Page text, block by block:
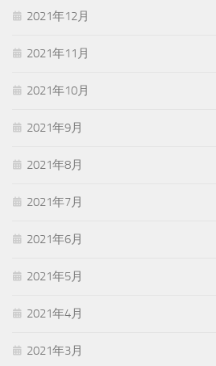
2021年12月
2021年11月
2021年10月
2021年9月
2021年8月
2021年7月
2021年6月
2021年5月
2021年4月
2021年3月